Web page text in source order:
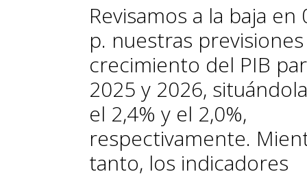
Revisamos a la baja en
p. nuestras
crecimiento del PIB
2025 y 2026,
el 2,4% y el 2,0%,
respectivamente.
tanto, los indicadores